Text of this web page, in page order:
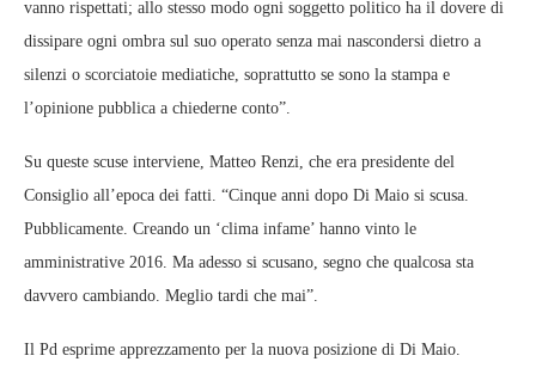
vanno rispettati; allo stesso modo ogni soggetto politico ha il dovere di
dissipare ogni ombra sul suo operato senza mai nascondersi dietro a
silenzi o scorciatoie mediatiche, soprattutto se sono la stampa e
l’opinione pubblica a chiederne conto”.
Su queste scuse interviene, Matteo Renzi, che era presidente del
Consiglio all’epoca dei fatti. “Cinque anni dopo Di Maio si scusa.
Pubblicamente. Creando un ‘clima infame’ hanno vinto le
amministrative 2016. Ma adesso si scusano, segno che qualcosa sta
davvero cambiando. Meglio tardi che mai”.
Il Pd esprime apprezzamento per la nuova posizione di Di Maio.